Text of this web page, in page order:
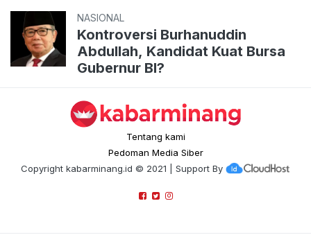
NASIONAL
Kontroversi Burhanuddin
Abdullah, Kandidat Kuat Bursa
Gubernur BI?
Tentang kami
Pedoman Media Siber
Copyright kabarminang.id © 2021 | Support By